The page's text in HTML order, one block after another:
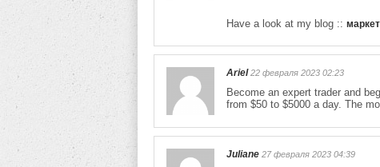
Have a look at my blog ::
Ariel22 февраля 2023 02:23
Become an expert trader and
from $50 to $5000 a day. The
Juliane 27 февраля 2023 04:39